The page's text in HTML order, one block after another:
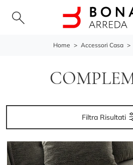
Home > Accessori Casa >
Filtra Risultati